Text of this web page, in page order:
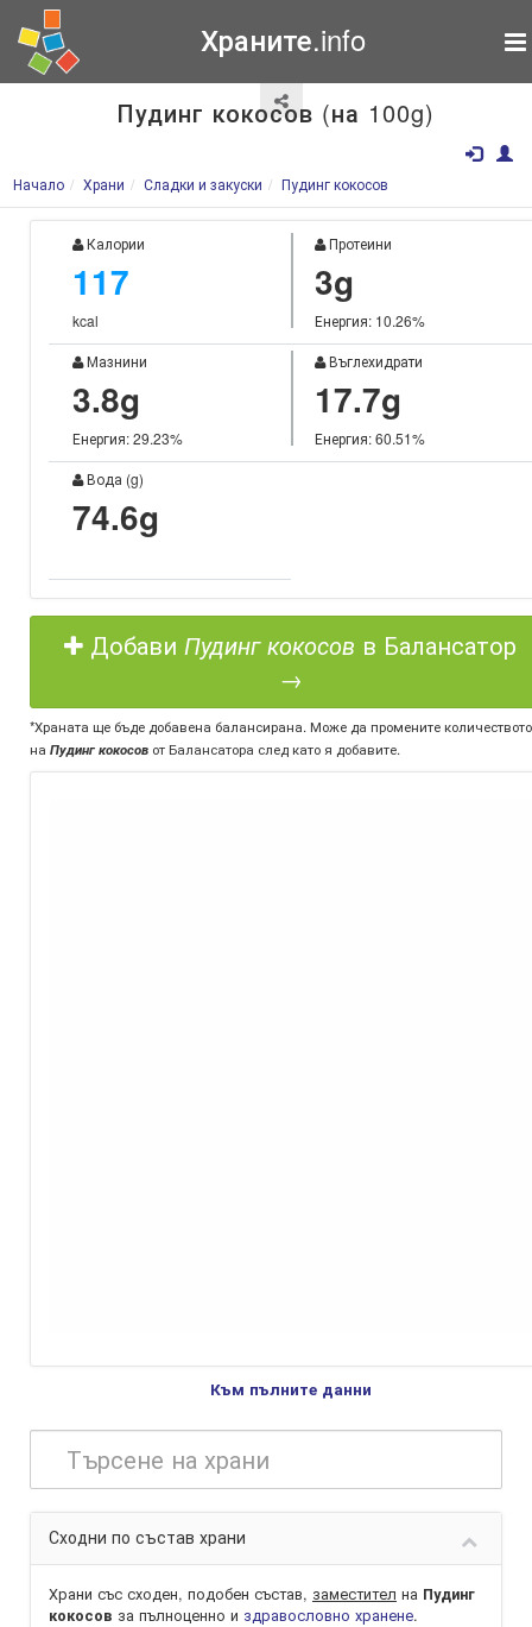
Храните.info
Пудинг кокосов (на 100g)
Начало Храни Сладки и закуски Пудинг кокосов
Калории
117
kcal
Протеини
3g
Енергия: 10.26%
Мазнини
3.8g
Енергия: 29.23%
Въглехидрати
17.7g
Енергия: 60.51%
Вода (g)
74.6g
Добави Пудинг кокосов в Балансатор
→
*Храната ще бъде добавена балансирана. Може да промените количеството
на Пудинг кокосов от Балансатора след като я добавите.
Към пълните данни
Сходни по състав храни
Храни със сходен, подобен състав, заместител на Пудинг
кокосов за пълноценно и здравословно хранене.